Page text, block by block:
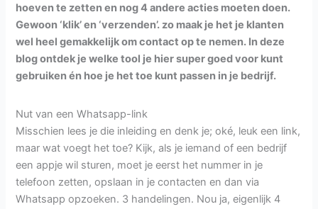
hoeven te zetten en nog 4 andere acties moeten doen.
Gewoon ‘klik’ en ‘verzenden’. zo maak je het je klanten
wel heel gemakkelijk om contact op te nemen. In deze
blog ontdek je welke tool je hier super goed voor kunt
gebruiken én hoe je het toe kunt passen in je bedrijf.
Nut van een Whatsapp-link
Misschien lees je die inleiding en denk je; oké, leuk een link,
maar wat voegt het toe? Kijk, als je iemand of een bedrijf
een appje wil sturen, moet je eerst het nummer in je
telefoon zetten, opslaan in je contacten en dan via
Whatsapp opzoeken. 3 handelingen. Nou ja, eigenlijk 4